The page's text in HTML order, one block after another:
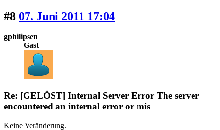
#8 07. Juni 2011 17:04
gphilipsen
Gast
Re: [GELÖST] Internal Server Error The server
encountered an internal error or mis
Keine Veränderung.